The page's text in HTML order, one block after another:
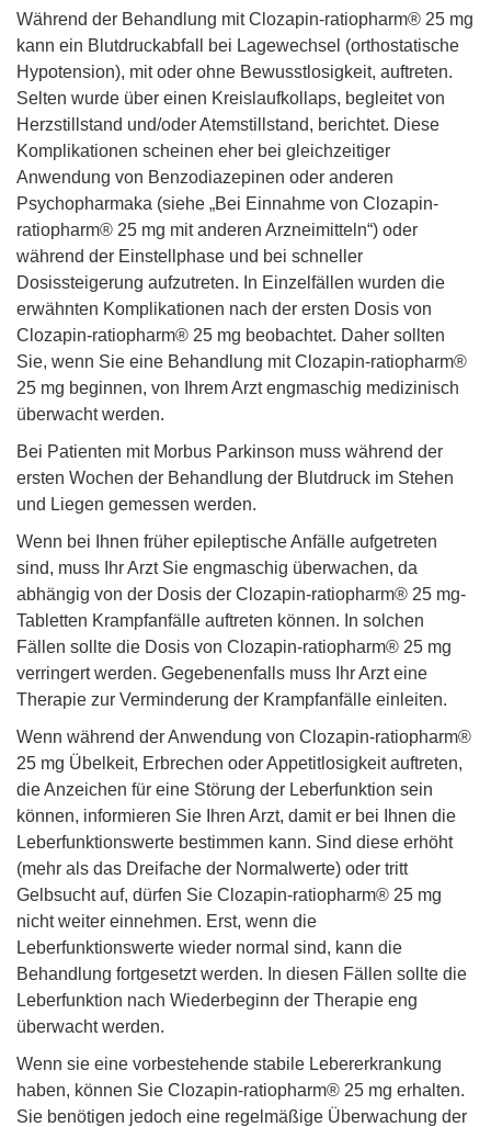
Während der Behandlung mit Clozapin-ratiopharm® 25 mg
kann ein Blutdruckabfall bei Lagewechsel (orthostatische
Hypotension), mit oder ohne Bewusstlosigkeit, auftreten.
Selten wurde über einen Kreislaufkollaps, begleitet von
Herzstillstand und/oder Atemstillstand, berichtet. Diese
Komplikationen scheinen eher bei gleichzeitiger
Anwendung von Benzodiazepinen oder anderen
Psychopharmaka (siehe „Bei Einnahme von Clozapin-
ratiopharm® 25 mg mit anderen Arzneimitteln“) oder
während der Einstellphase und bei schneller
Dosissteigerung aufzutreten. In Einzelfällen wurden die
erwähnten Komplikationen nach der ersten Dosis von
Clozapin-ratiopharm® 25 mg beobachtet. Daher sollten
Sie, wenn Sie eine Behandlung mit Clozapin-ratiopharm®
25 mg beginnen, von Ihrem Arzt engmaschig medizinisch
überwacht werden.
Bei Patienten mit Morbus Parkinson muss während der
ersten Wochen der Behandlung der Blutdruck im Stehen
und Liegen gemessen werden.
Wenn bei Ihnen früher epileptische Anfälle aufgetreten
sind, muss Ihr Arzt Sie engmaschig überwachen, da
abhängig von der Dosis der Clozapin-ratiopharm® 25 mg-
Tabletten Krampfanfälle auftreten können. In solchen
Fällen sollte die Dosis von Clozapin-ratiopharm® 25 mg
verringert werden. Gegebenenfalls muss Ihr Arzt eine
Therapie zur Verminderung der Krampfanfälle einleiten.
Wenn während der Anwendung von Clozapin-ratiopharm®
25 mg Übelkeit, Erbrechen oder Appetitlosigkeit auftreten,
die Anzeichen für eine Störung der Leberfunktion sein
können, informieren Sie Ihren Arzt, damit er bei Ihnen die
Leberfunktionswerte bestimmen kann. Sind diese erhöht
(mehr als das Dreifache der Normalwerte) oder tritt
Gelbsucht auf, dürfen Sie Clozapin-ratiopharm® 25 mg
nicht weiter einnehmen. Erst, wenn die
Leberfunktionswerte wieder normal sind, kann die
Behandlung fortgesetzt werden. In diesen Fällen sollte die
Leberfunktion nach Wiederbeginn der Therapie eng
überwacht werden.
Wenn sie eine vorbestehende stabile Lebererkrankung
haben, können Sie Clozapin-ratiopharm® 25 mg erhalten.
Sie benötigen jedoch eine regelmäßige Überwachung der